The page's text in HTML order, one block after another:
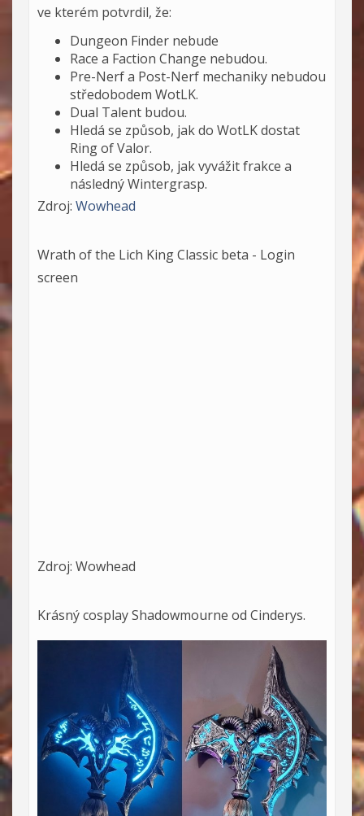
ve kterém potvrdil, že:
Dungeon Finder nebude
Race a Faction Change nebudou.
Pre-Nerf a Post-Nerf mechaniky nebudou
středobodem WotLK.
Dual Talent budou.
Hledá se způsob, jak do WotLK dostat
Ring of Valor.
Hledá se způsob, jak vyvážit frakce a
následný Wintergrasp.
Zdroj: Wowhead
Wrath of the Lich King Classic beta - Login
screen
Zdroj: Wowhead
Krásný cosplay Shadowmourne od Cinderys.